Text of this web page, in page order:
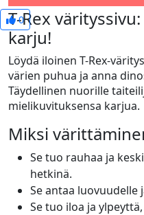
0
T-Rex
karju!
Löydä iloinen T-Rex-
värien puhua ja anna
Täydellinen nuorille
mielikuvituksensa karjua.
Miksi
Se tuo rauhaa ja
hetkinä.
Se antaa luovuudelle
Se tuo iloa ja